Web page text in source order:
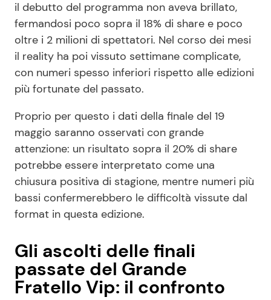
il debutto del programma non aveva brillato,
fermandosi poco sopra il 18% di share e poco
oltre i 2 milioni di spettatori. Nel corso dei mesi
il reality ha poi vissuto settimane complicate,
con numeri spesso inferiori rispetto alle edizioni
più fortunate del passato.
Proprio per questo i dati della finale del 19
maggio saranno osservati con grande
attenzione: un risultato sopra il 20% di share
potrebbe essere interpretato come una
chiusura positiva di stagione, mentre numeri più
bassi confermerebbero le difficoltà vissute dal
format in questa edizione.
Gli ascolti delle finali
passate del Grande
Fratello Vip: il confronto